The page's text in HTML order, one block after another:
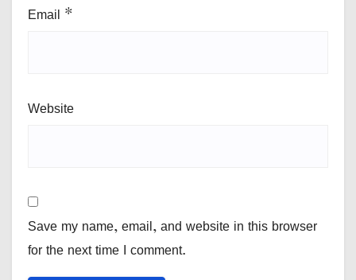
Email *
Website
Save my name, email, and website in this browser
for the next time I comment.